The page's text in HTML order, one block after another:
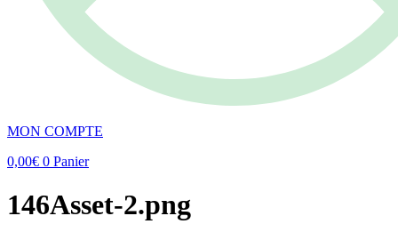
MON COMPTE
0,00€ 0 Panier
146Asset-2.png